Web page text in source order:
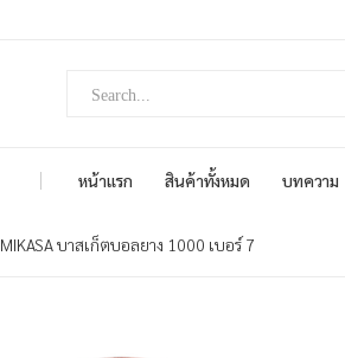
หน้าแรก สินค้าทั้งหมด บทความ
MIKASA บาสเก็ตบอลยาง 1000 เบอร์ 7